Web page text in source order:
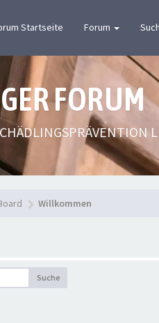
Startseite Forum
FORUM
Willkommen
Suche